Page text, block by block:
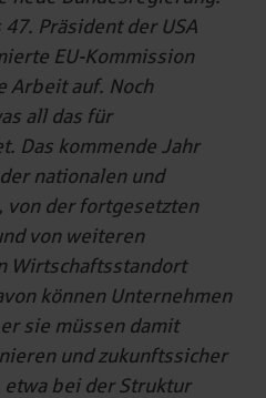
Präsident der USA
EU-Kommission
Arbeit auf. Noch
all das für
Das kommende Jahr
nationalen und
von der fortgesetzten
von weiteren
Wirtschaftsstandort
können Unternehmen
sie müssen damit
und zukunftssicher
bei der Struktur